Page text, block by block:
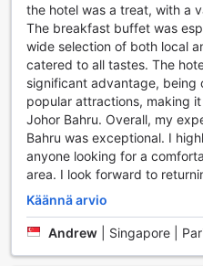
Liikennöintimahdollisuudet
St. Giles Southkey tarjoaa
liikennöintimahdollisuudet,
Bahru -kaupungissa
valet-pysäköintipalvelu
huolta auton pysäköinnistä.
ottaa huolehtiaksesi
nauttimaan lomastasi.
johon voit pysäköidä oman
kuitenkin, että
kannattaa varautua siihen
Lisäksi St. Giles Southkey
joka on täydellinen
the hotel was a treat, with a
The breakfast buffet was
wide selection of both local
catered to all tastes. The
significant advantage, being
popular attractions, making
Johor Bahru. Overall, my
Bahru was exceptional. I
anyone looking for a
area. I look forward to
Käännä arvio
Andrew Singapore |